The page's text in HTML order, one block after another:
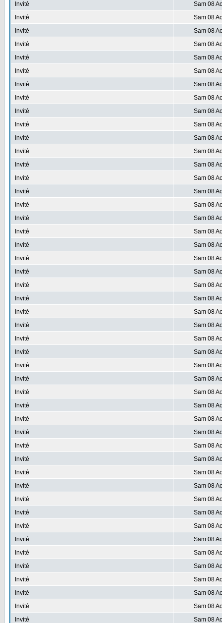
Invité
Sam 08
Invité
Sam 08
Invité
Sam 08
Invité
Sam 08
Invité
Sam 08
Invité
Sam 08
Invité
Sam 08
Invité
Sam 08
Invité
Sam 08
Invité
Sam 08
Invité
Sam 08
Invité
Sam 08
Invité
Sam 08
Invité
Sam 08
Invité
Sam 08
Invité
Sam 08
Invité
Sam 08
Invité
Sam 08
Invité
Sam 08
Invité
Sam 08
Invité
Sam 08
Invité
Sam 08
Invité
Sam 08
Invité
Sam 08
Invité
Sam 08
Invité
Sam 08
Invité
Sam 08
Invité
Sam 08
Invité
Sam 08
Invité
Sam 08
Invité
Sam 08
Invité
Sam 08
Invité
Sam 08
Invité
Sam 08
Invité
Sam 08
Invité
Sam 08
Invité
Sam 08
Invité
Sam 08
Invité
Sam 08
Invité
Sam 08
Invité
Sam 08
Invité
Sam 08
Invité
Sam 08
Invité
Sam 08
Invité
Sam 08
Invité
Sam 08
Invité
Sam 08